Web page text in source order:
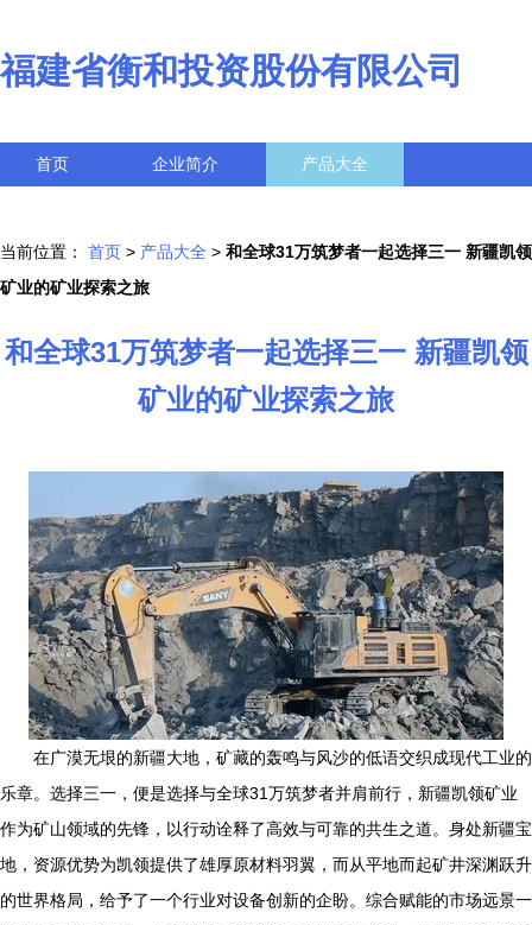
福建省衡和投资股份有限公司
首页 企业简介 产品大全
当前位置： 首页 > 产品大全 > 和全球31万筑梦者一起选择三一 新疆凯领
矿业的矿业探索之旅
和全球31万筑梦者一起选择三一 新疆凯领
矿业的矿业探索之旅
在广漠无垠的新疆大地，矿藏的轰鸣与风沙的低语交织成现代工业的
乐章。选择三一，便是选择与全球31万筑梦者并肩前行，新疆凯领矿业
作为矿山领域的先锋，以行动诠释了高效与可靠的共生之道。身处新疆宝
地，资源优势为凯领提供了雄厚原材料羽翼，而从平地而起矿井深渊跃升
的世界格局，给予了一个行业对设备创新的企盼。综合赋能的市场远景一